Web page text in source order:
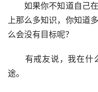
如果你不知道自己在
上那么多知识，你知道
么会没有目标呢？
有戒友说，我在什
途。